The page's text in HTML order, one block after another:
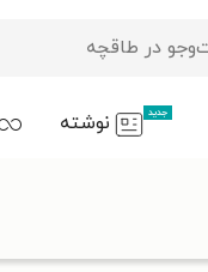
جدید نوشته